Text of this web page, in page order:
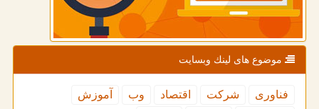
موضوع های لینك وبسایت
فناوری شركت اقتصاد وب
آموزش